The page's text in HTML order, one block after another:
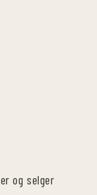
og selger